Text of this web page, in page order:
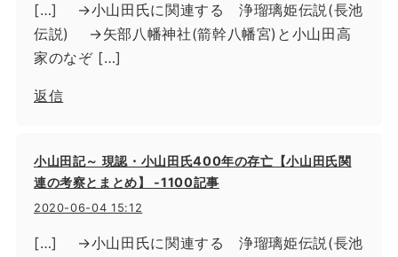
[…] →小山田氏に関連する 浄瑠璃姫伝説(長池
伝説) →矢部八幡神社(箭幹八幡宮)と小山田高
家のなぞ […]
返信
小山田記～ 現認・小山田氏400年の存亡【小山田氏関
連の考察とまとめ】 -1100記事
2020-06-04 15:12
[…] →小山田氏に関連する 浄瑠璃姫伝説(長池